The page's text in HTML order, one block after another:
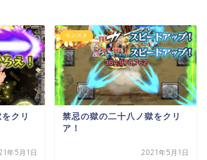
クリ
年5月1日
モンスト
禁忌の獄の二十八ノ獄をクリ
ア！
2021年5月1日